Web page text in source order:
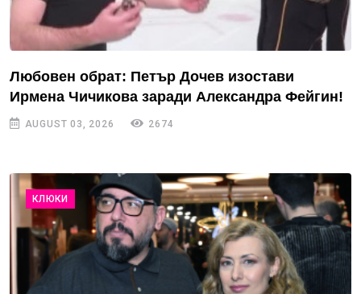
Любовен обрат: Петър Дочев изостави
Ирмена Чичикова заради Александра Фейгин!
AUGUST 03, 2026 2674
КЛЮКИ